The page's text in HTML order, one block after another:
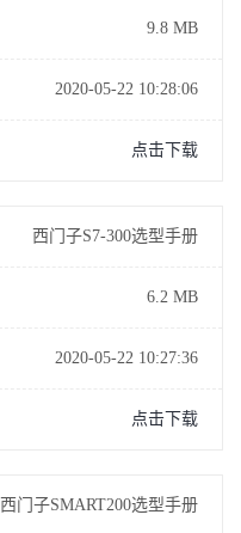
9.8 MB
2020-05-22 10:28:06
点击下载
西门子S7-300选型手册
6.2 MB
2020-05-22 10:27:36
点击下载
西门子SMART200选型手册